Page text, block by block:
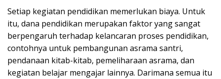
Setiap kegiatan pendidikan memerlukan biaya. Untuk
itu, dana pendidikan merupakan faktor yang sangat
berpengaruh terhadap kelancaran proses pendidikan,
contohnya untuk pembangunan asrama santri,
pendanaan kitab-kitab, pemeliharaan asrama, dan
kegiatan belajar mengajar lainnya. Darimana semua itu